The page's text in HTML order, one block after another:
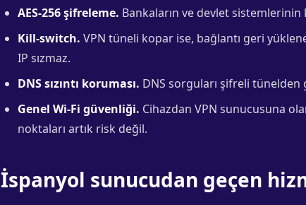
AES-256 şifreleme. Bankaların ve devlet sistemlerinin
Kill-switch. VPN tüneli kopar ise, bağlantı geri
IP sızmaz.
DNS sızıntı koruması. DNS sorguları şifreli tünelden
Genel Wi-Fi güvenliği. Cihazdan VPN sunucusuna
noktaları artık risk değil.
İspanyol sunucudan geçen